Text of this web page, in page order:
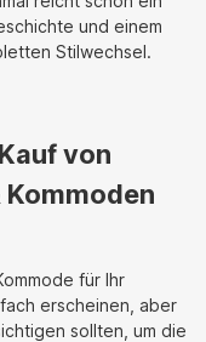
und einem
Stilwechsel.
von
Kommoden
für Ihr
erscheinen, aber
sollten, um die